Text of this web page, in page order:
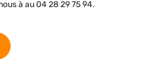
à au 04 28 29 75 94.